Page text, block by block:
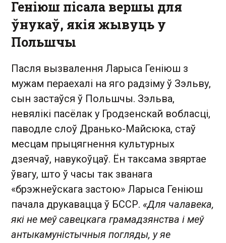
Геніюш пісала вершы для
ўнукаў, якія жывуць у
Польшчы
Пасля вызвалення Ларыса Геніюш з
мужам пераехалі на яго радзіму ў Зэльву,
сын застаўся ў Польшчы. Зэльва,
невялікі пасёлак у Гродзенскай вобласці,
паводле слоў Дранько-Майсюка, стаў
месцам прыцягнення культурных
дзеячаў, навукоўцаў. Ён таксама звяртае
ўвагу, што ў часы так званага
«брэжнеўскага застою» Ларыса Геніюш
пачала друкавацца ў БССР. «Для чалавека,
які не меў савецкага грамадзянства і меў
антыкамуністычныя погляды, у яе